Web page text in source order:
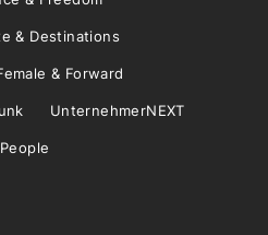
& Destinations
& Forward
UnternehmerNEXT